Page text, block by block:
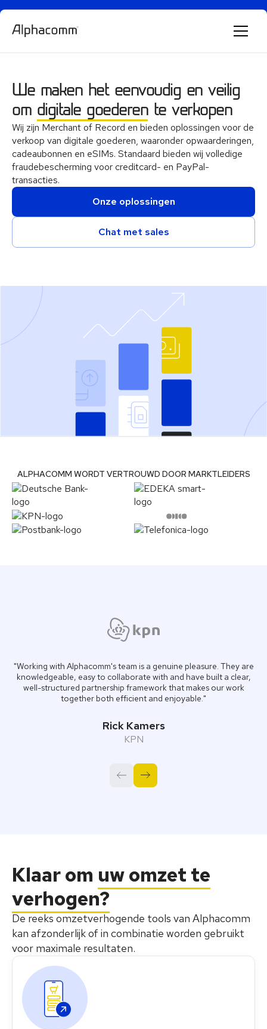
We maken het eenvoudig en veilig
om digitale goederente verkopen
Wij zijn Merchant of Record en bieden oplossingen voor de
verkoop van digitale goederen, waaronder opwaarderingen,
cadeaubonnen en eSIMs. Standaard bieden wij volledige
fraudebescherming voor creditcard- en PayPal-
transacties.
Onze oplossingen
Chat met sales
ALPHACOMM WORDT VERTROUWD DOOR MARKTLEIDERS
"Working with Alphacomm's team is a genuine pleasure. They are
knowledgeable, easy to collaborate with and have built a clear,
well-structured partnership framework that makes our work
together both efficient and enjoyable."
Rick Kamers
KPN
Klaar om uw omzet te
verhogen?
De reeks omzetverhogende tools van Alphacomm
kan afzonderlijk of in combinatie worden gebruikt
voor maximale resultaten.
Alphie
AI chatbot for Alphacomm